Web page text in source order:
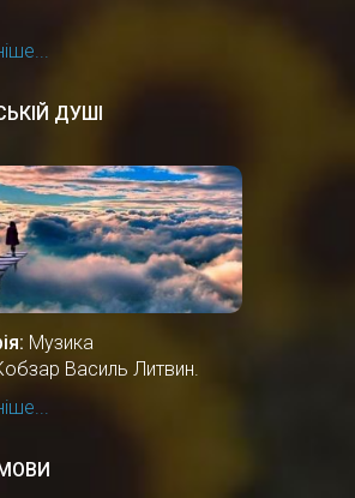
ДУШІ
Музика
Василь Литвин.